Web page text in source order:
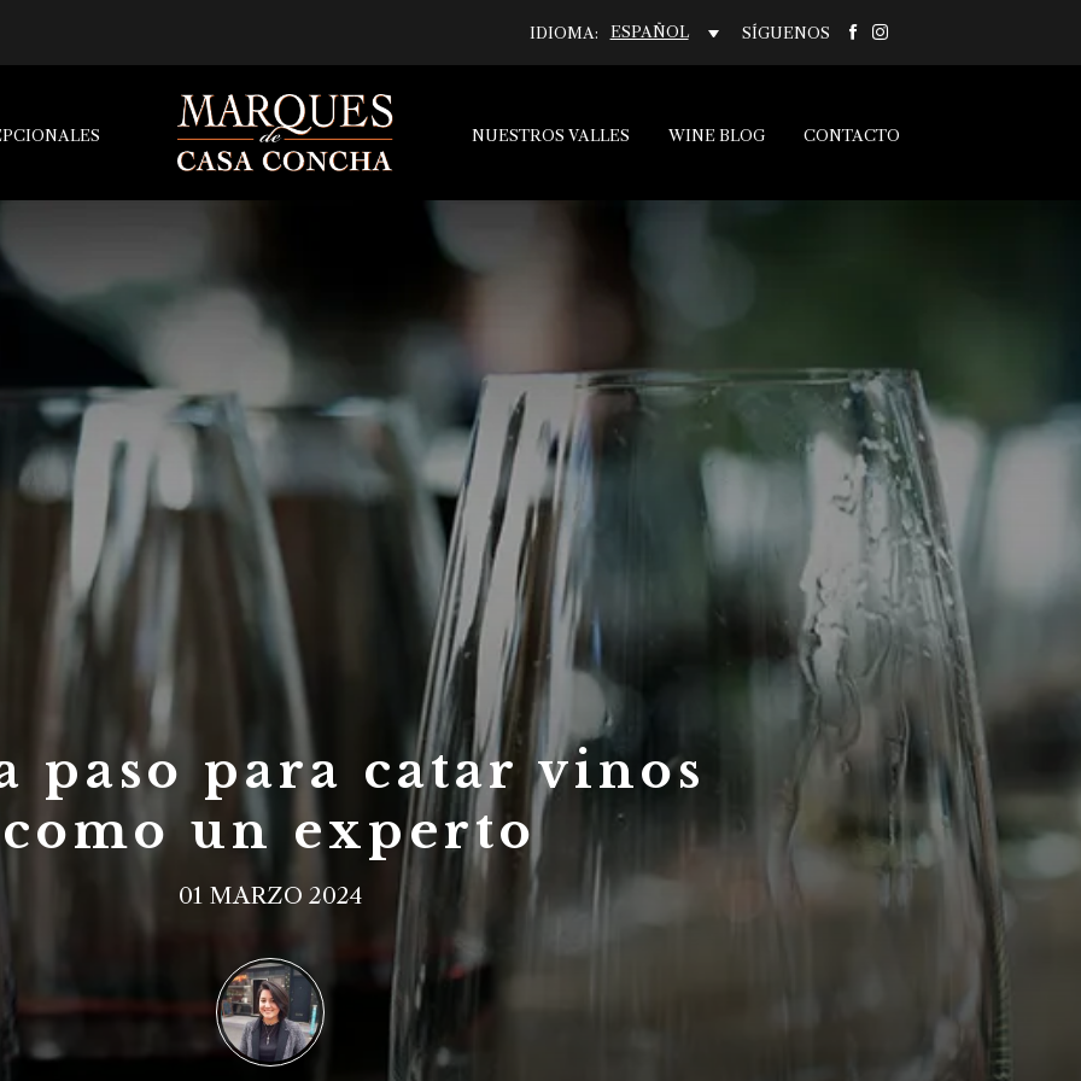
IDIOMA: ESPAÑOL SÍGUENOS
NUESTROS VALLES WINE BLOG CONTACTO
paso para catar vinos
como un experto
01 MARZO 2024